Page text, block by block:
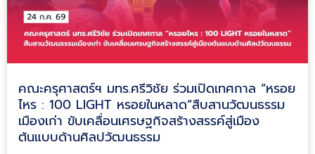
คณะครุศาสตร์ฯ มทร.ศรีวิชัย ร่วมเปิดเทศกาล “หรอย
ไหร : 100 LIGHT หรอยในหลาด”สืบสานวัฒนธรรม
เมืองเก่า ขับเคลื่อนเศรษฐกิจสร้างสรรค์สู่เมือง
ต้นแบบด้านศิลปวัฒนธรรม